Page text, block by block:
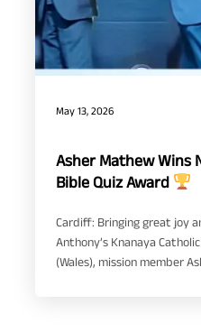
May 13, 2026
Asher Mathew Wins
Bible Quiz Award
Cardiff: Bringing great joy
Anthony’s Knanaya
(Wales), mission member